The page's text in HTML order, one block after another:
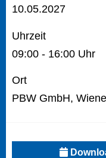
10.05.2027
Uhrzeit
09:00 - 16:00 Uhr
Ort
PBW GmbH,